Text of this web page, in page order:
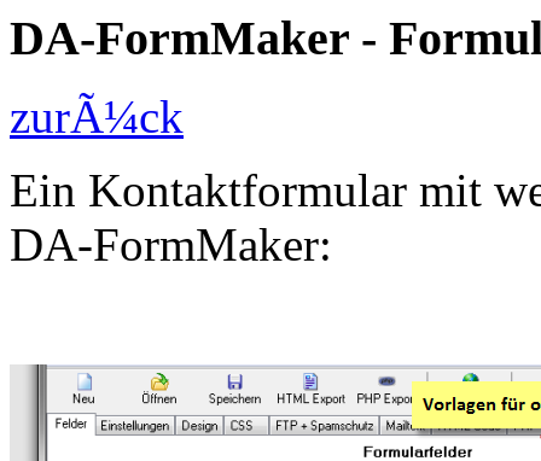
DA-FormMaker -
zurÃ¼ck
Ein Kontaktformular mit
DA-FormMaker: